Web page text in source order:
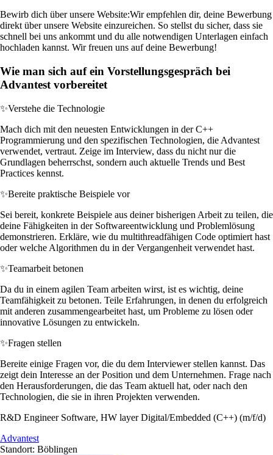
Bewirb dich über unsere Website:Wir empfehlen dir, deine Bewerbung
direkt über unsere Website einzureichen. So stellst du sicher, dass sie
schnell bei uns ankommt und du alle notwendigen Unterlagen einfach
hochladen kannst. Wir freuen uns auf deine Bewerbung!
Wie man sich auf ein Vorstellungsgespräch bei
Advantest vorbereitet
✨Verstehe die Technologie
Mach dich mit den neuesten Entwicklungen in der C++
Programmierung und den spezifischen Technologien, die Advantest
verwendet, vertraut. Zeige im Interview, dass du nicht nur die
Grundlagen beherrschst, sondern auch aktuelle Trends und Best
Practices kennst.
✨Bereite praktische Beispiele vor
Sei bereit, konkrete Beispiele aus deiner bisherigen Arbeit zu teilen, die
deine Fähigkeiten in der Softwareentwicklung und Problemlösung
demonstrieren. Erkläre, wie du multithreadfähigen Code optimiert hast
oder welche Algorithmen du in der Vergangenheit verwendet hast.
✨Teamarbeit betonen
Da du in einem agilen Team arbeiten wirst, ist es wichtig, deine
Teamfähigkeit zu betonen. Teile Erfahrungen, in denen du erfolgreich
mit anderen zusammengearbeitet hast, um Probleme zu lösen oder
innovative Lösungen zu entwickeln.
✨Fragen stellen
Bereite einige Fragen vor, die du dem Interviewer stellen kannst. Das
zeigt dein Interesse an der Position und dem Unternehmen. Frage nach
den Herausforderungen, die das Team aktuell hat, oder nach den
Technologien, die sie in ihren Projekten verwenden.
R&D Engineer Software, HW layer Digital/Embedded (C++) (m/f/d)
Advantest
Standort: Böblingen